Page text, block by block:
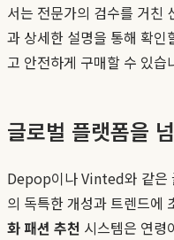
서는 전문가의 검수를 거친
과 상세한 설명을 통해 확
고 안전하게 구매할 수 있습
글로벌 플랫폼을
Depop이나 Vinted와 같은
의 독특한 개성과 트렌드에
화 패션 추천 시스템은 연령